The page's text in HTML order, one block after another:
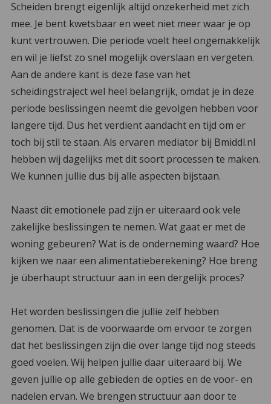
Scheiden brengt eigenlijk altijd onzekerheid met zich
mee. Je bent kwetsbaar en weet niet meer waar je op
kunt vertrouwen. Die periode voelt heel ongemakkelijk
en wil je liefst zo snel mogelijk overslaan en vergeten.
Aan de andere kant is deze fase van het
scheidingstraject wel heel belangrijk, omdat je in deze
periode beslissingen neemt die gevolgen hebben voor
langere tijd. Dus het verdient aandacht en tijd om er
toch bij stil te staan. Als ervaren mediator bij Bmiddl.nl
hebben wij dagelijks met dit soort processen te maken.
We kunnen jullie dus bij alle aspecten bijstaan.
Naast dit emotionele pad zijn er uiteraard ook vele
zakelijke beslissingen te nemen. Wat gaat er met de
woning gebeuren? Wat is de onderneming waard? Hoe
kijken we naar een alimentatieberekening? Hoe breng
je überhaupt structuur aan in een dergelijk proces?
Het worden beslissingen die jullie zelf hebben
genomen. Dat is de voorwaarde om ervoor te zorgen
dat het beslissingen zijn die over lange tijd nog steeds
goed voelen. Wij helpen jullie daar uiteraard bij. We
geven jullie op alle gebieden de opties en de voor- en
nadelen ervan. We brengen structuur aan door te